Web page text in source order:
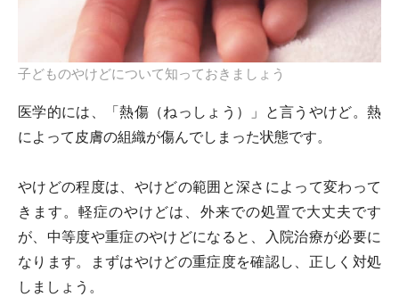
子どものやけどについて知っておきましょう
医学的には、「熱傷（ねっしょう）」と言うやけど。熱
によって皮膚の組織が傷んでしまった状態です。
やけどの程度は、やけどの範囲と深さによって変わって
きます。軽症のやけどは、外来での処置で大丈夫です
が、中等度や重症のやけどになると、入院治療が必要に
なります。まずはやけどの重症度を確認し、正しく対処
しましょう。